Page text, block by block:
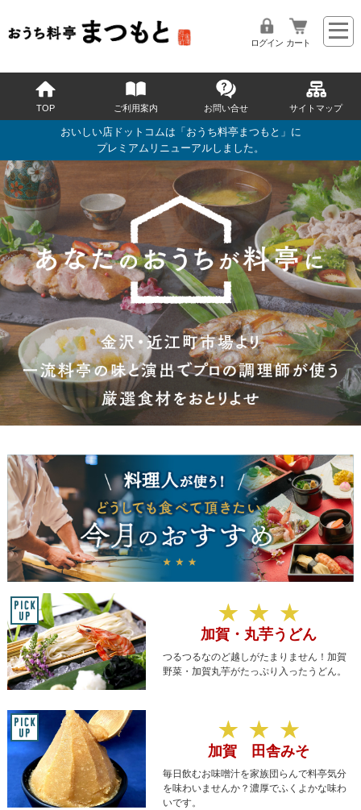
ログイン カート
TOP ご利用案内 お問い合せ サイトマップ
おいしい店ドットコムは「おうち料亭まつもと」に
プレミアムリニューアルしました。
おすすめ商品
加賀・丸芋うどん
つるつるなのど越しがたまりません！加賀
野菜・加賀丸芋がたっぷり入ったうどん。
加賀 田舎みそ
毎日飲むお味噌汁を家族団らんで料亭気分
を味わいませんか？濃厚でふくよかな味わ
いです。